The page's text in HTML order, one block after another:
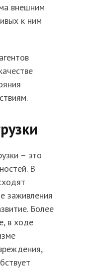
внешним
к ним
– это
В
заживления
Более
в ходе